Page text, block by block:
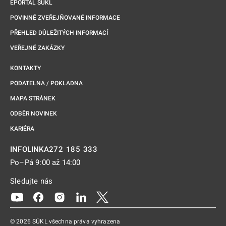
EPORTÁL SÚKL
POVINNĚ ZVEŘEJŇOVANÉ INFORMACE
PŘEHLED DŮLEŽITÝCH INFORMACÍ
VEŘEJNÉ ZAKÁZKY
KONTAKTY
PODATELNA / POKLADNA
MAPA STRÁNEK
ODBĚR NOVINEK
KARIÉRA
INFOLINKA272 185 333
Po–Pá 9:00 až 14:00
Sledujte nás
Odkaz se otevře na nové kartě
Odkaz se otevře na nové kartě
Odkaz se otevře na nové kartě
Odkaz se otevře na nové kartě
© 2026 SÚKL všechna práva vyhrazena